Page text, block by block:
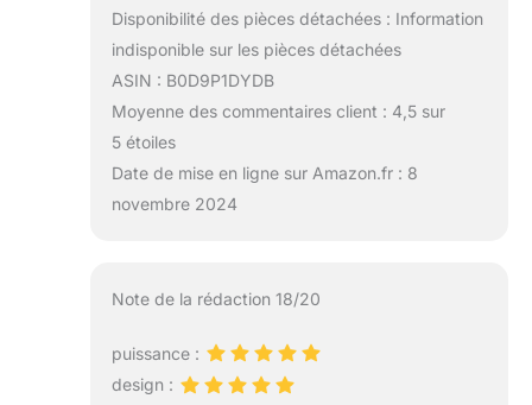
Disponibilité des pièces détachées : Information
indisponible sur les pièces détachées
ASIN : B0D9P1DYDB
Moyenne des commentaires client : 4,5 sur
5 étoiles
Date de mise en ligne sur Amazon.fr : 8
novembre 2024
Note de la rédaction 18/20
puissance :
design :